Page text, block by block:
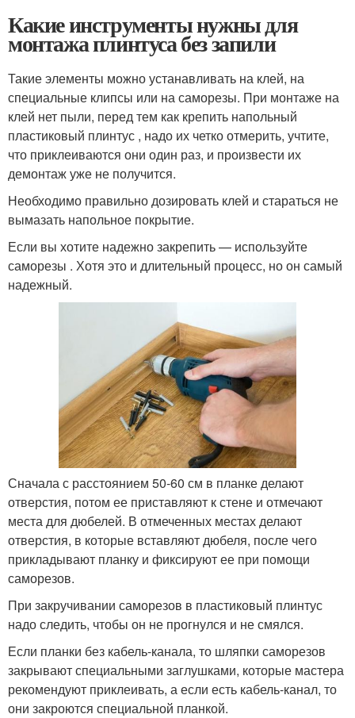
Какие инструменты нужны для
монтажа плинтуса без запили
Такие элементы можно устанавливать на клей, на
специальные клипсы или на саморезы. При монтаже на
клей нет пыли, перед тем как крепить напольный
пластиковый плинтус , надо их четко отмерить, учтите,
что приклеиваются они один раз, и произвести их
демонтаж уже не получится.
Необходимо правильно дозировать клей и стараться не
вымазать напольное покрытие.
Если вы хотите надежно закрепить — используйте
саморезы . Хотя это и длительный процесс, но он самый
надежный.
Сначала с расстоянием 50-60 см в планке делают
отверстия, потом ее приставляют к стене и отмечают
места для дюбелей. В отмеченных местах делают
отверстия, в которые вставляют дюбеля, после чего
прикладывают планку и фиксируют ее при помощи
саморезов.
При закручивании саморезов в пластиковый плинтус
надо следить, чтобы он не прогнулся и не смялся.
Если планки без кабель-канала, то шляпки саморезов
закрывают специальными заглушками, которые мастера
рекомендуют приклеивать, а если есть кабель-канал, то
они закроются специальной планкой.